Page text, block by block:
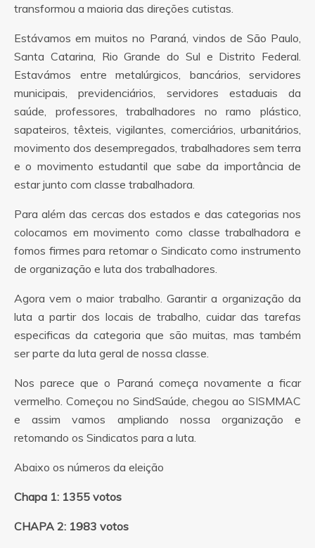
transformou a maioria das direções cutistas.
Estávamos em muitos no Paraná, vindos de São Paulo,
Santa Catarina, Rio Grande do Sul e Distrito Federal.
Estavámos entre metalúrgicos, bancários, servidores
municipais, previdenciários, servidores estaduais da
saúde, professores, trabalhadores no ramo plástico,
sapateiros, têxteis, vigilantes, comerciários, urbanitários,
movimento dos desempregados, trabalhadores sem terra
e o movimento estudantil que sabe da importância de
estar junto com classe trabalhadora.
Para além das cercas dos estados e das categorias nos
colocamos em movimento como classe trabalhadora e
fomos firmes para retomar o Sindicato como instrumento
de organização e luta dos trabalhadores.
Agora vem o maior trabalho. Garantir a organização da
luta a partir dos locais de trabalho, cuidar das tarefas
especificas da categoria que são muitas, mas também
ser parte da luta geral de nossa classe.
Nos parece que o Paraná começa novamente a ficar
vermelho. Começou no SindSaúde, chegou ao SISMMAC
e assim vamos ampliando nossa organização e
retomando os Sindicatos para a luta.
Abaixo os números da eleição
Chapa 1: 1355 votos
CHAPA 2: 1983 votos